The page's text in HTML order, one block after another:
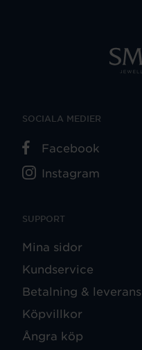
SUPPORT
Mina sidor
Kundservice
Betalning & leverans
Köpvillkor
Ångra köp
SOCIALA MEDIER
Facebook
Instagram